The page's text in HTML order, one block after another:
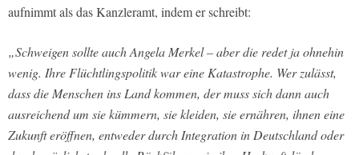
aufnimmt als das Kanzleramt, indem er schreibt:
„Schweigen sollte auch Angela Merkel – aber die redet ja ohnehin
wenig. Ihre Flüchtlingspolitik war eine Katastrophe. Wer zulässt,
dass die Menschen ins Land kommen, der muss sich dann auch
ausreichend um sie kümmern, sie kleiden, sie ernähren, ihnen eine
Zukunft eröffnen, entweder durch Integration in Deutschland oder